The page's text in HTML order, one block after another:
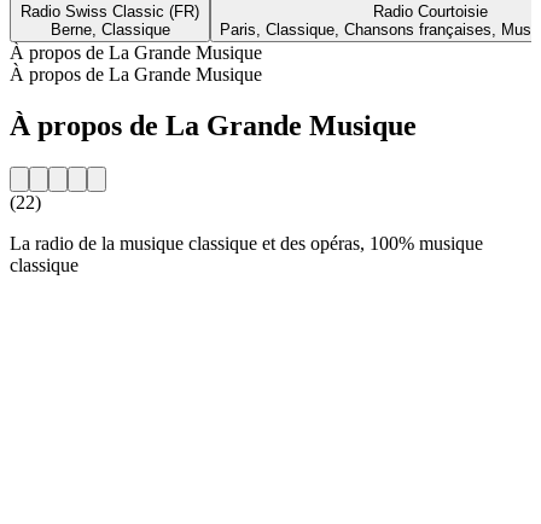
Radio Swiss Classic (FR)
Berne, Classique
Radio Courtoisie
Paris, Classique, Chansons françaises,
À propos de La Grande Musique
À propos de La Grande Musique
À propos de La Grande Musique
(22)
La radio de la musique classique et des opéras, 100% musique
classique